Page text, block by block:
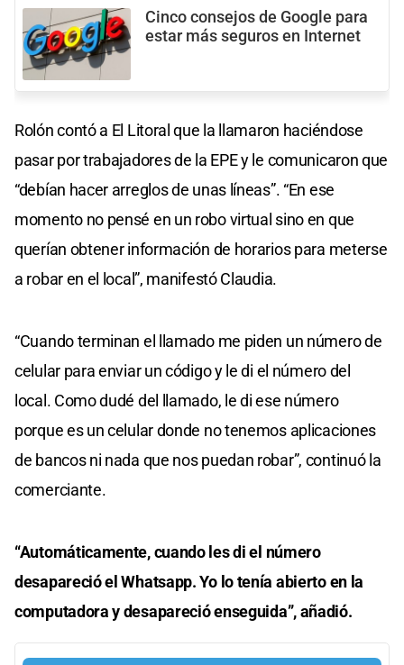
Cinco consejos de Google para
estar más seguros en Internet
Rolón contó a El Litoral que la llamaron haciéndose
pasar por trabajadores de la EPE y le comunicaron que
“debían hacer arreglos de unas líneas”. “En ese
momento no pensé en un robo virtual sino en que
querían obtener información de horarios para meterse
a robar en el local”, manifestó Claudia.
“Cuando terminan el llamado me piden un número de
celular para enviar un código y le di el número del
local. Como dudé del llamado, le di ese número
porque es un celular donde no tenemos aplicaciones
de bancos ni nada que nos puedan robar”, continuó la
comerciante.
“Automáticamente, cuando les di el número
desapareció el Whatsapp. Yo lo tenía abierto en la
computadora y desapareció enseguida”, añadió.